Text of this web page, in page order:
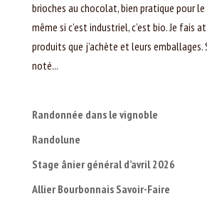
brioches au chocolat, bien pratique pour
même si c’est industriel, c’est bio. Je fais
produits que j’achète et leurs
noté...
Randonnée dans le vignoble
Randolune
Stage ânier général d’avril 2026
Allier Bourbonnais Savoir-Faire